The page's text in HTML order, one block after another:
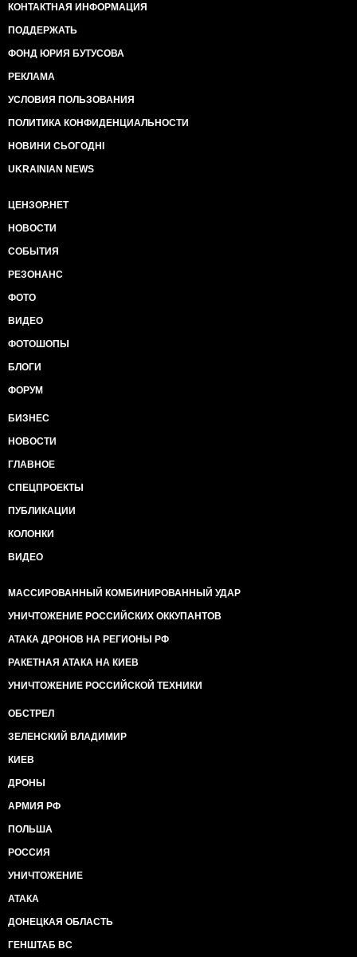
КОНТАКТНАЯ ИНФОРМАЦИЯ
ПОДДЕРЖАТЬ
ФОНД ЮРИЯ БУТУСОВА
РЕКЛАМА
УСЛОВИЯ ПОЛЬЗОВАНИЯ
ПОЛИТИКА КОНФИДЕНЦИАЛЬНОСТИ
НОВИНИ СЬОГОДНІ
UKRAINIAN NEWS
ЦЕНЗОР.НЕТ
НОВОСТИ
СОБЫТИЯ
РЕЗОНАНС
ФОТО
ВИДЕО
ФОТОШОПЫ
БЛОГИ
ФОРУМ
БИЗНЕС
НОВОСТИ
ГЛАВНОЕ
СПЕЦПРОЕКТЫ
ПУБЛИКАЦИИ
КОЛОНКИ
ВИДЕО
МАССИРОВАННЫЙ КОМБИНИРОВАННЫЙ УДАР
УНИЧТОЖЕНИЕ РОССИЙСКИХ ОККУПАНТОВ
АТАКА ДРОНОВ НА РЕГИОНЫ РФ
РАКЕТНАЯ АТАКА НА КИЕВ
УНИЧТОЖЕНИЕ РОССИЙСКОЙ ТЕХНИКИ
ОБСТРЕЛ
ЗЕЛЕНСКИЙ ВЛАДИМИР
КИЕВ
ДРОНЫ
АРМИЯ РФ
ПОЛЬША
РОССИЯ
УНИЧТОЖЕНИЕ
АТАКА
ДОНЕЦКАЯ ОБЛАСТЬ
ГЕНШТАБ ВС